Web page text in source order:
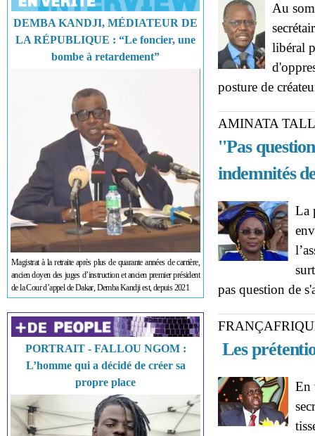
DEMBA KANDJI, MÉDIATEUR DE
LA RÉPUBLIQUE : “Le foncier, une
bombe à retardement”
Magistrat à la retraite après plus de quarante années de carrière,
ancien doyen des juges d’instruction et ancien premier président
de la Cour d’appel de Dakar, Demba Kandji est, depuis 2021
PORTRAIT - FALLOU NGOM :
L’homme qui a décidé de créer sa
propre place
Au
libéral
posture de
AMINATA TALL
''Pas
indemnités
La
pas question de
Les
En